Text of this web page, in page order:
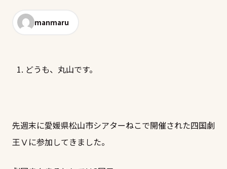
manmaru
どうも、丸山です。
先週末に愛媛県松山市シアターねこで開催された四国劇
王Ⅴに参加してきました。